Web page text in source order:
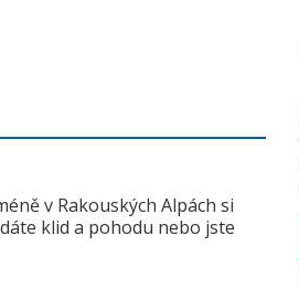
v Rakouských Alpách si
klid a pohodu nebo jste